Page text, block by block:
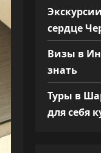
сердце
Визы в
знать
Туры в
для себя